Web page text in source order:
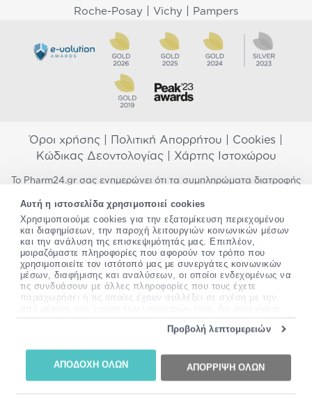
Αυτή η ιστοσελίδα χρησιμοποιεί cookies
Χρησιμοποιούμε cookies για την εξατομίκευση περιεχομένου
και διαφημίσεων, την παροχή λειτουργιών κοινωνικών μέσων
και την ανάλυση της επισκεψιμότητάς μας. Επιπλέον,
μοιραζόμαστε πληροφορίες που αφορούν τον τρόπο που
χρησιμοποιείτε τον ιστότοπό μας με συνεργάτες κοινωνικών
μέσων, διαφήμισης και αναλύσεων, οι οποίοι ενδεχομένως να
τις συνδυάσουν με άλλες πληροφορίες που τους έχετε
παραχωρήσει ή τις οποίες έχουν συλλέξει σε σχέση με την
να δείτεεδώ.
Προβολή λεπτομερειών
ΑΠΟΔΟΧΗ ΟΛΩΝ ΑΠΟΡΡΙΨΗ ΟΛΩΝ
Roche-Posay
Vichy Pampers
Όροι χρήσης Πολιτική Απορρήτου Cookies
Κώδικας Δεοντολογίας| Χάρτης Ιστοχώρου
Το Pharm24.gr σας ενημερώνει ότι τα συμπληρώματα διατροφής
προορίζονται για την πρόληψη, αγωγή ή θεραπεία ανθρώπινης
νόσου. Συμβουλευτείτε τον γιατρό σας εάν είστε έγκυος,
θηλάζετε, ακολουθείτε παράλληλα φαρμακευτική αγωγή ή
αντιμετωπίζετε προβλήματα υγείας πριν χρησιμοποιήσετε
οποιοδήποτε συμπλήρωμα διατροφής. Προσπαθούμε διαρκώς να
σας παρέχουμε ακριβείς και έγκυρες πληροφορίες. Σε περίπτωση
που έχετε κάποια ερώτηση ή παρατήρηση σχετικά με αυτές,
παρακαλώεπικοινωνήστε μαζί μας.
2012-2026 - All rights Reserved •
Website by